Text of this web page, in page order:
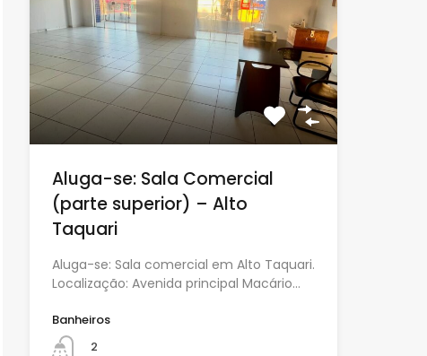
Aluga-se: Sala Comercial
(parte superior) – Alto
Taquari
Aluga-se: Sala comercial em Alto Taquari.
Localização: Avenida principal Macário…
Banheiros
2